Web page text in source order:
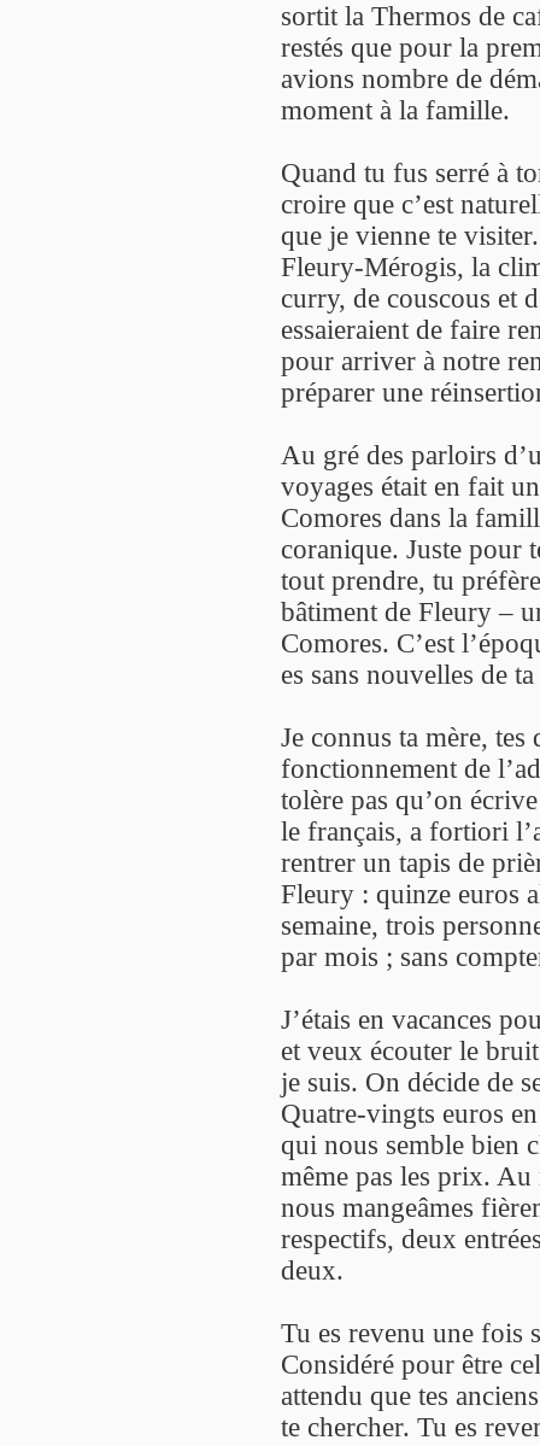
sortit la Thermos de
restés que pour la
avions nombre de
moment à la famille.
Quand tu fus serré à
croire que c’est
que je vienne te
Fleury-Mérogis, la
curry, de couscous et
essaieraient de faire
pour arriver à notre
préparer une
Au gré des parloirs
voyages était en fait
Comores dans la
coranique. Juste pour
tout prendre, tu
bâtiment de Fleury –
Comores. C’est
es sans nouvelles de
Je connus ta mère,
fonctionnement de
tolère pas qu’on
le français, a fortiori
rentrer un tapis de
Fleury : quinze euros
semaine, trois
par mois ; sans
J’étais en vacances
et veux écouter le
je suis. On décide de
Quatre-vingts euros
qui nous semble bien
même pas les prix. Au
nous mangeâmes
respectifs, deux
deux.
Tu es revenu une fois
Considéré pour être
attendu que tes
te chercher. Tu es